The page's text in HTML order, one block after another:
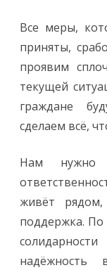
Все меры,
приняты,
проявим
текущей
граждане
сделаем всё,
Нам нужно
живёт
поддержка.
надёжность